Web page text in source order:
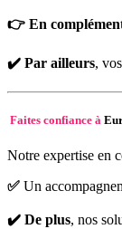
👉 En
✔️ Par ailleurs,
Faites confiance à
Notre expertise en
✅ Un
✔️ De plus, nos